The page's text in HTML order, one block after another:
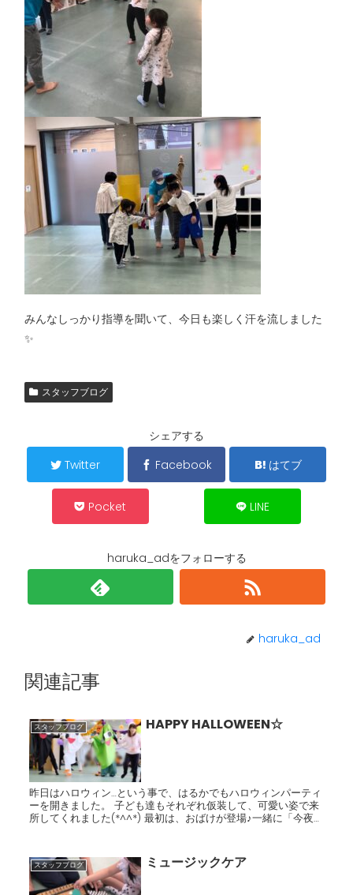
みんなしっかり指導を聞いて、今日も楽しく汗を流しました
✨
スタッフブログ
シェアする
Twitter
Facebook はてブ
Pocket LINE
haruka_adをフォローする
haruka_ad
関連記事
スタッフブログ HAPPY HALLOWEEN☆
昨日はハロウィン…という事で、はるかでもハロウィンパーティ
ーを開きました。 子ども達もそれぞれ仮装して、可愛い姿で来
所してくれました(*^^*) 最初は、おばけが登場♪一緒に「今夜は
スタッフブログ ミュージックケア